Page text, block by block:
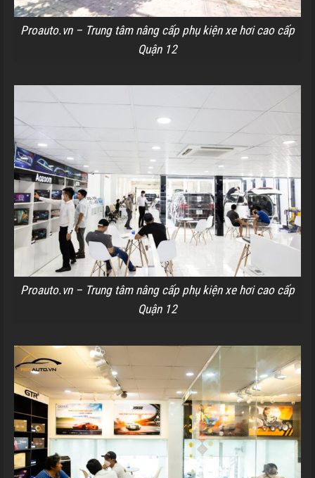
Proauto.vn – Trung tâm nâng cấp phụ kiện xe hơi cao cấp
Quận 12
Proauto.vn – Trung tâm nâng cấp phụ kiện xe hơi cao cấp
Quận 12